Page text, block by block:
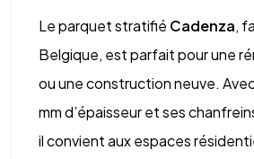
Le parquet stratifié Cadenza,
Belgique, est parfait pour une
ou une construction neuve.
mm d’épaisseur et ses
il convient aux espaces